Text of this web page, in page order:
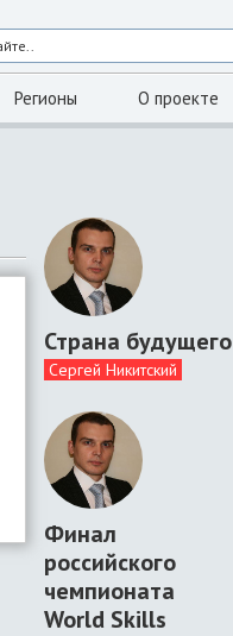
Регионы О проекте
Страна будущего
Сергей Никитский
Финал
российского
чемпионата
World Skills